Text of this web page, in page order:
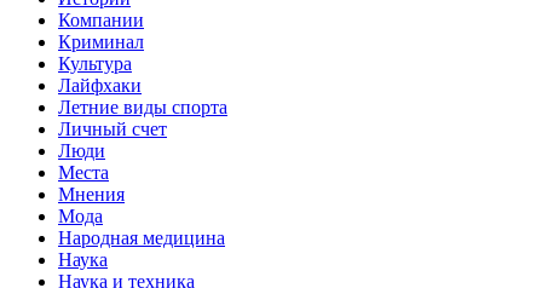
Компании
Криминал
Культура
Лайфхаки
Летние виды спорта
Личный счет
Люди
Места
Мнения
Мода
Народная медицина
Наука
Наука и техника